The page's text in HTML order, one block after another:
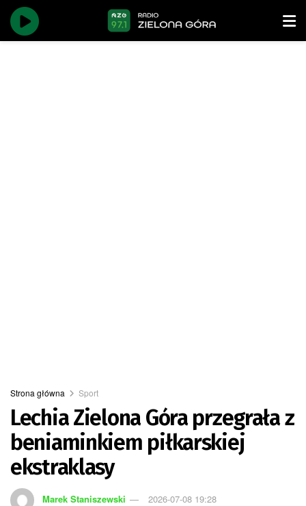
Strona główna Sport
Lechia Zielona Góra przegrała z
beniaminkiem piłkarskiej
ekstraklasy
Marek Staniszewski 2026-07-08 19:28